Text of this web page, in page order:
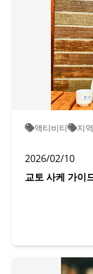
액티비티 지역
2026/02/10